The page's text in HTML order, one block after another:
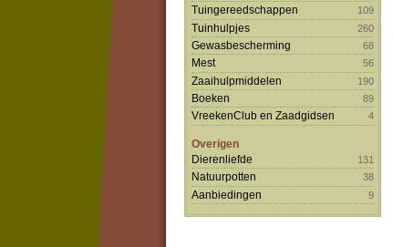
Tuingereedschappen 109
Tuinhulpjes 260
Gewasbescherming 68
Mest 56
Zaaihulpmiddelen 190
Boeken 89
VreekenClub en Zaadgidsen 4
Overigen
Dierenliefde
131
Natuurpotten 38
Aanbiedingen 9